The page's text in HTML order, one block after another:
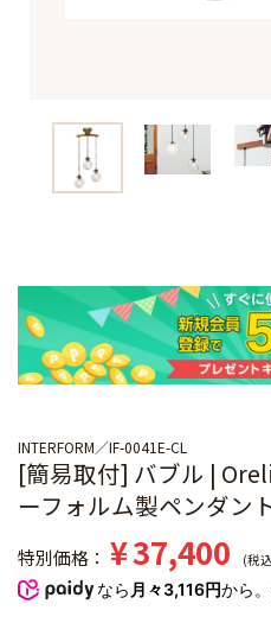
INTERFORM IF-0041E-CL
[簡易取付] バブル |
ーフォルム製ペンダン
特別価格 ¥37,400 税込
なら 月々3,116円から